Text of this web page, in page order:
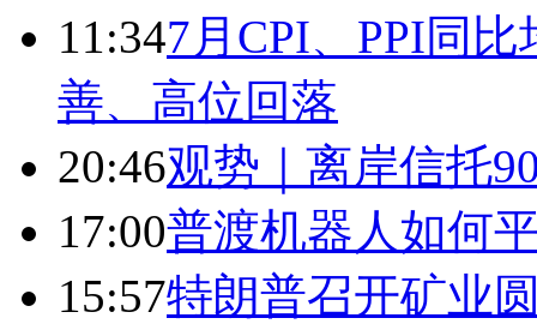
11:347月CPI、PPI同
善、高位回落
20:46观势｜离岸信托
17:00普渡机器人如何
15:57特朗普召开矿业